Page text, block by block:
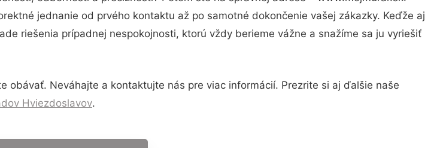
jednanie od prvého kontaktu až po samotné dokončenie vašej zákazky. Keďže aj
riešenia prípadnej nespokojnosti, ktorú vždy berieme vážne a snažíme sa ju vyriešiť
obávať. Neváhajte a kontaktujte nás pre viac informácií. Prezrite si aj ďalšie naše
Hviezdoslavov.